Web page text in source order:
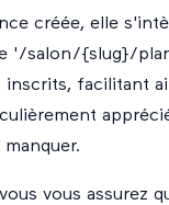
créée, elle
'/salon/{slug}/
inscrits, facilitant
vous